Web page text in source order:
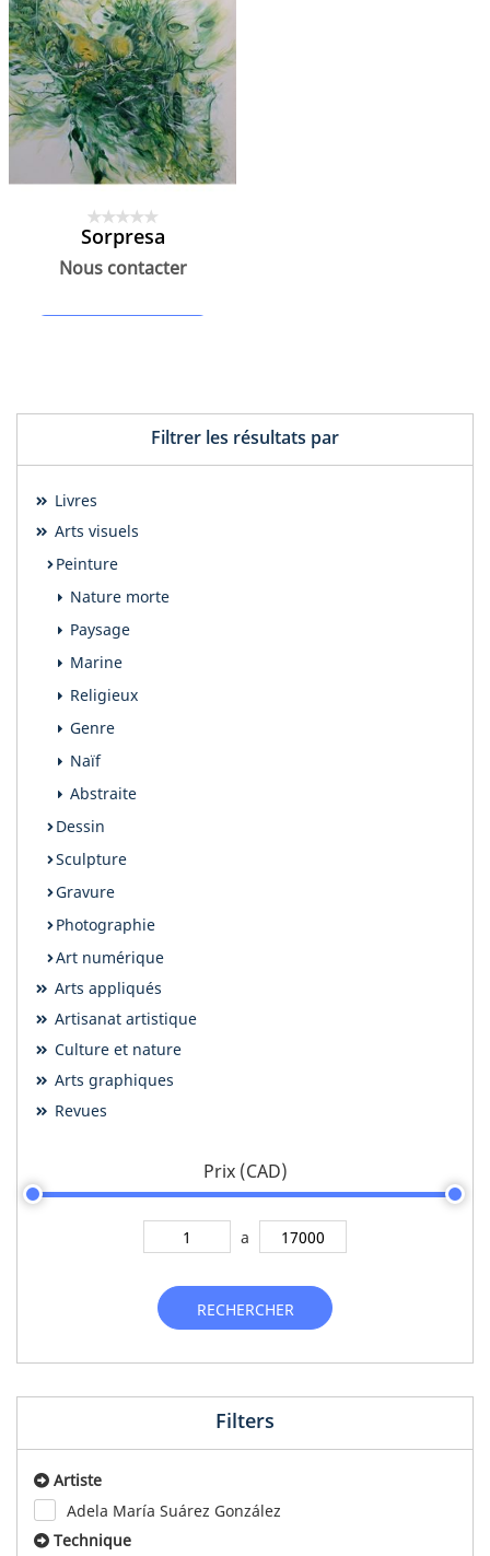
Filtrer les résultats par
Livres
Arts visuels
Peinture
Nature morte
Paysage
Marine
Religieux
Genre
Naïf
Abstraite
Dessin
Sculpture
Gravure
Photographie
Art numérique
Arts appliqués
Artisanat artistique
Culture et nature
Arts graphiques
Revues
Prix (CAD)
a
RECHERCHER
Filters
Artiste
Adela María Suárez González
Technique
Sorpresa
Nous contacter